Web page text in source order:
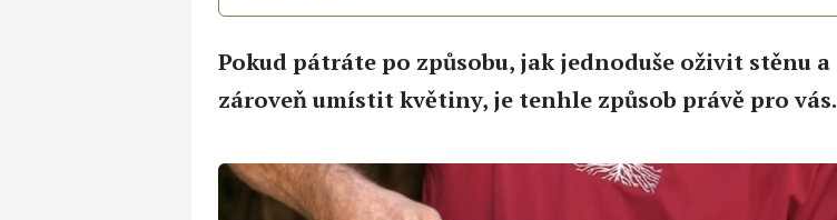
Pokud pátráte po způsobu, jak jednoduše oživit stěnu a
zároveň umístit květiny, je tenhle způsob právě pro vás.